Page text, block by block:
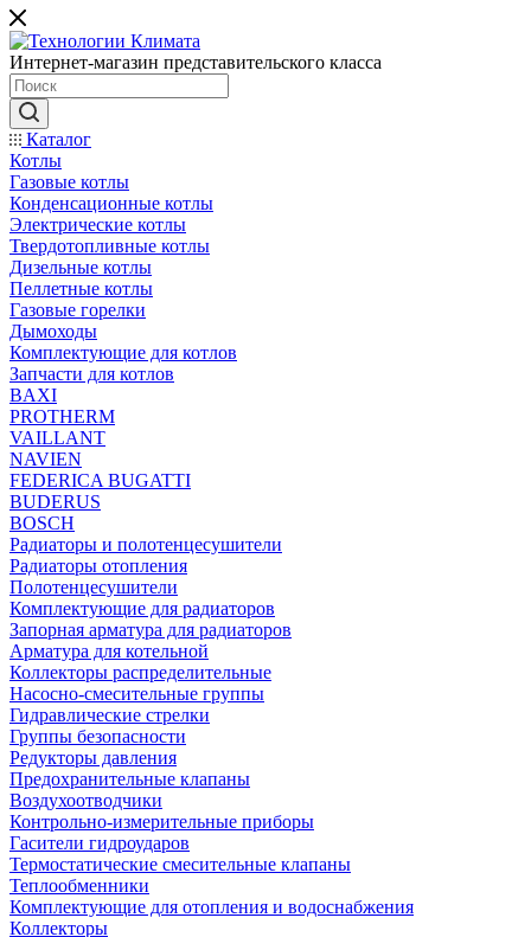
Интернет-магазин представительского класса
Каталог
Котлы
Газовые котлы
Конденсационные котлы
Электрические котлы
Твердотопливные котлы
Дизельные котлы
Пеллетные котлы
Газовые горелки
Дымоходы
Комплектующие для котлов
Запчасти для котлов
BAXI
PROTHERM
VAILLANT
NAVIEN
FEDERICA BUGATTI
BUDERUS
BOSCH
Радиаторы и полотенцесушители
Радиаторы отопления
Полотенцесушители
Комплектующие для радиаторов
Запорная арматура для радиаторов
Арматура для котельной
Коллекторы распределительные
Насосно-смесительные группы
Гидравлические стрелки
Группы безопасности
Редукторы давления
Предохранительные клапаны
Воздухоотводчики
Контрольно-измерительные приборы
Гасители гидроударов
Термостатические смесительные клапаны
Теплообменники
Комплектующие для отопления и водоснабжения
Коллекторы